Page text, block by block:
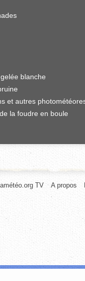
blanche
et autres
la foudre en boule
A propos
TV